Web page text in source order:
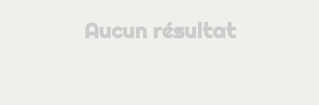
Aucun résultat